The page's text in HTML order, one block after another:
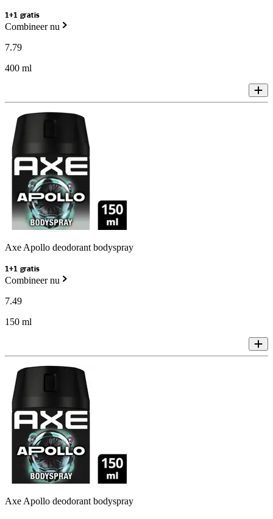
1+1 gratis
Combineer nu
7.79
400 ml
Axe Apollo deodorant bodyspray
1+1 gratis
Combineer nu
7.49
150 ml
Axe Apollo deodorant bodyspray